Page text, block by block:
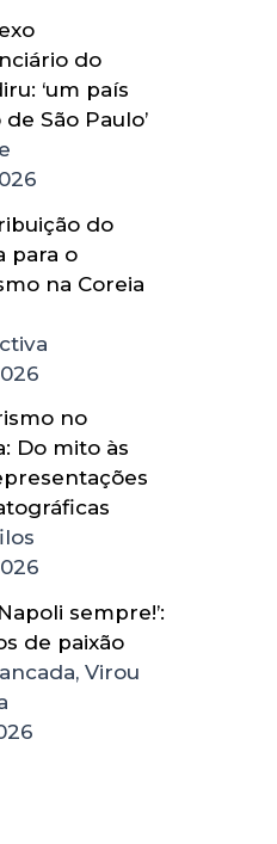
do
‘um país
São Paulo’
do
para o
na Coreia
no
Do mito às
sempre!’:
de paixão
Virou